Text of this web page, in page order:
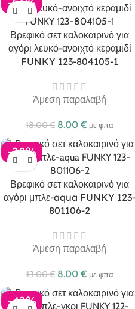
-56%
Βρεφικό σετ καλοκαιρινό για
αγόρι λευκό-ανοιχτό κεραμιδί
FUNKY 123-804105-1
Άμεση παραλαβή
18.00€ 8.00 € με φπα
-38%
Βρεφικό σετ καλοκαιρινό για
αγόρι μπλε-aqua FUNKY 123-
801106-2
Άμεση παραλαβή
13.00€ 8.00 € με φπα
-43%